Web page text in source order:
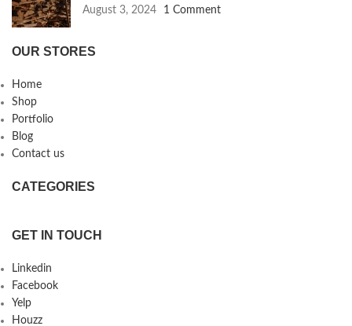
August 3, 2024 1 Comment
OUR STORES
Home
Shop
Portfolio
Blog
Contact us
CATEGORIES
GET IN TOUCH
Linkedin
Facebook
Yelp
Houzz